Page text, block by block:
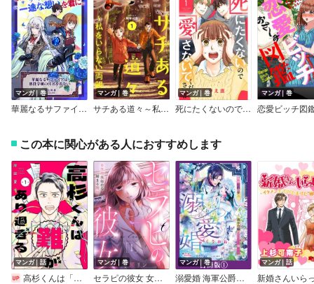
マンガ｜巻
華麗なるサファイアは悪役令嬢の汚名を着ない
マンガ｜巻
サチある道々～私をいらない両親へ【電子単行本版】
マンガ｜巻
死にたくないので愛さないでください！！
マンガ｜巻
この本に関心がある人におすすめします
マンガ｜話
高杉くんは「難」があり過ぎる（分冊版）
マンガ｜巻
セラピの彼女 女性用風俗から始まる関係
マンガ｜巻
溺愛婚 海軍公爵は愛しの薄幸令嬢をなんとしても妻にしたい【合冊版】
マンガ｜話